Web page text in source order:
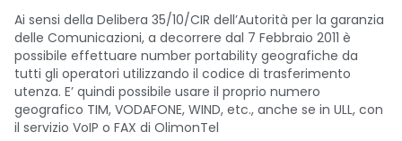
Ai sensi della Delibera 35/10/CIR dell’Autorità per la garanzia
delle Comunicazioni, a decorrere dal 7 Febbraio 2011 è
possibile effettuare number portability geografiche da
tutti gli operatori utilizzando il codice di trasferimento
utenza. E’ quindi possibile usare il proprio numero
geografico TIM, VODAFONE, WIND, etc., anche se in ULL, con
il servizio VoIP o FAX di OlimonTel